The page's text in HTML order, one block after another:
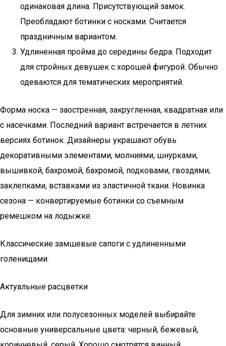
одинаковая длина. Присутствующий замок.
Преобладают ботинки с носками. Считается
праздничным вариантом.
Удлиненная пройма до середины бедра. Подходит
для стройных девушек с хорошей фигурой. Обычно
одеваются для тематических мероприятий.
Форма носка — заостренная, закругленная, квадратная или
с насечками. Последний вариант встречается в летних
версиях ботинок. Дизайнеры украшают обувь
декоративными элементами, молниями, шнурками,
вышивкой, бахромой, бахромой, подковами, гвоздями,
заклепками, вставками из эластичной ткани. Новинка
сезона — конвертируемые ботинки со съемным
ремешком на лодыжке.
Классические замшевые сапоги с удлиненными
голенищами.
Актуальные расцветки
Для зимних или полусезонных моделей выбирайте
основные универсальные цвета: черный, бежевый,